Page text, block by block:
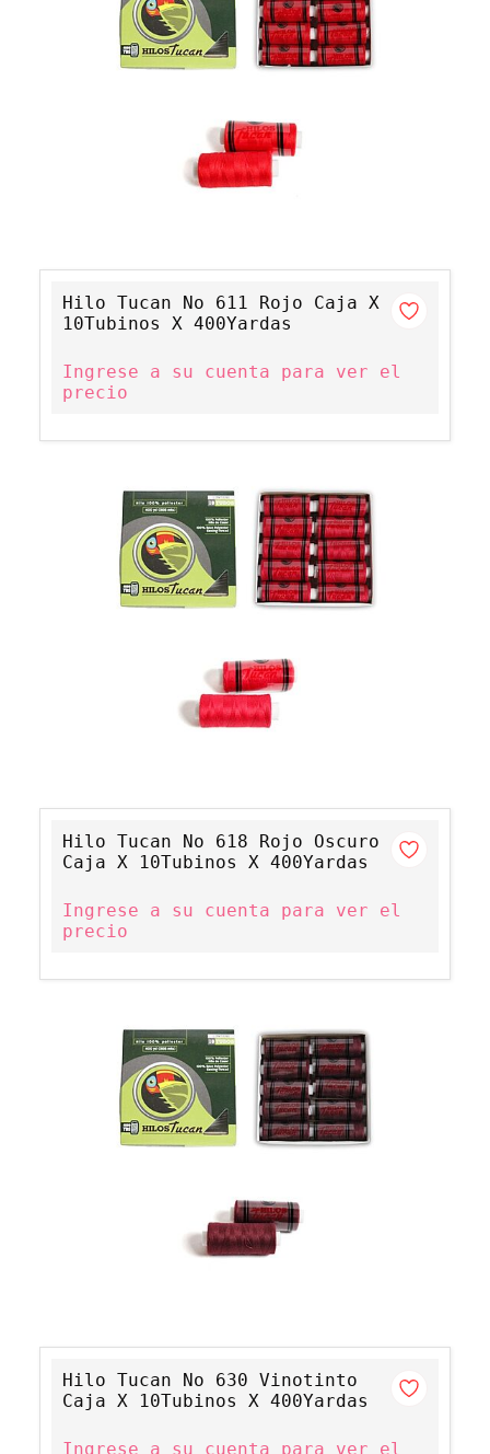
Hilo Tucan No 611 Rojo Caja X
10Tubinos X 400Yardas
Ingrese a su cuenta para ver el
precio
Hilo Tucan No 618 Rojo Oscuro
Caja X 10Tubinos X 400Yardas
Ingrese a su cuenta para ver el
precio
Hilo Tucan No 630 Vinotinto
Caja X 10Tubinos X 400Yardas
Ingrese a su cuenta para ver el